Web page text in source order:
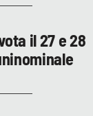
il 27 e 28